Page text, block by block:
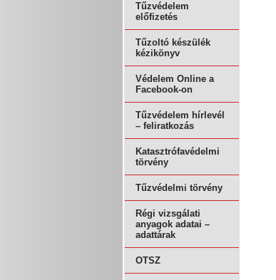
Tűzvédelem
előfizetés
Tűzoltó készülék
kézikönyv
Védelem Online a
Facebook-on
Tűzvédelem hírlevél
– feliratkozás
Katasztrófavédelmi
törvény
Tűzvédelmi törvény
Régi vizsgálati
anyagok adatai –
adattárak
OTSZ